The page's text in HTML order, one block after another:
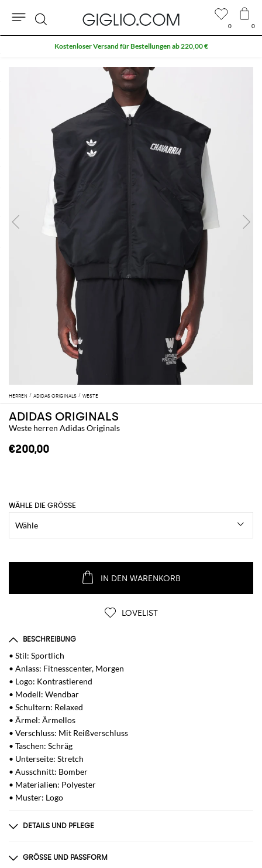
HERREN ADIDAS ORIGINALS WESTE
ADIDAS ORIGINALS
Weste herren Adidas Originals
€200,00
WÄHLE DIE GRÖSSE
IN DEN WARENKORB
LOVELIST
BESCHREIBUNG
• Stil: Sportlich
• Anlass: Fitnesscenter, Morgen
• Logo: Kontrastierend
• Modell: Wendbar
• Schultern: Relaxed
• Ärmel: Ärmellos
• Verschluss: Mit Reißverschluss
• Taschen: Schräg
• Unterseite: Stretch
• Ausschnitt: Bomber
• Materialien: Polyester
• Muster: Logo
DETAILS UND PFLEGE
nicht verfügbar
GRÖSSE UND PASSFORM
0 0
Suche
Kostenloser Versand für Bestellungen ab 220,00 €